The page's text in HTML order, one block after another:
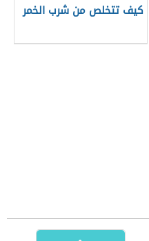
كيف تتخلص من شرب الخمر